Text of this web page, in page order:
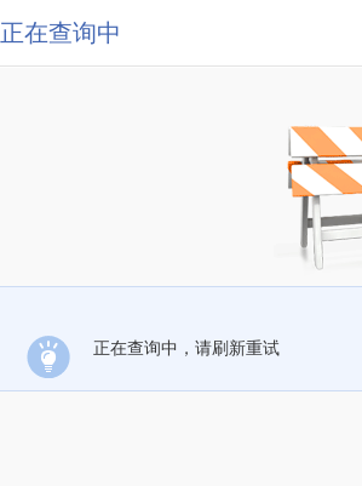
正在查询中
正在查询中，请刷新重试